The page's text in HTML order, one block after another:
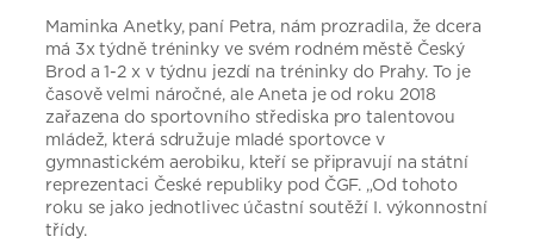
Maminka Anetky, paní Petra, nám prozradila, že dcera
má 3x týdně tréninky ve svém rodném městě Český
Brod a 1-2 x v týdnu jezdí na tréninky do Prahy. To je
časově velmi náročné, ale Aneta je od roku 2018
zařazena do sportovního střediska pro talentovou
mládež, která sdružuje mladé sportovce v
gymnastickém aerobiku, kteří se připravují na státní
reprezentaci České republiky pod ČGF. „Od tohoto
roku se jako jednotlivec účastní soutěží I. výkonnostní
třídy.